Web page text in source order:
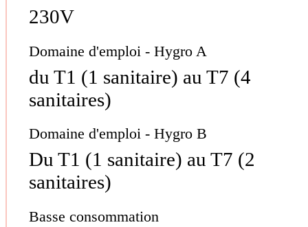
230V
Domaine d'emploi - Hygro A
du T1 (1 sanitaire) au T7 (4
sanitaires)
Domaine d'emploi - Hygro B
Du T1 (1 sanitaire) au T7 (2
sanitaires)
Basse consommation